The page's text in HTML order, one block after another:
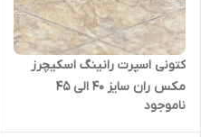
کتونی اسپرت رانینگ اسکیچرز
مکس ران سایز 40 الی 45
Skechers Max Run
ناموجود